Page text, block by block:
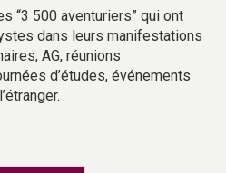
“3 500 aventuriers” qui ont
dans leurs manifestations
AG, réunions
d’études, événements